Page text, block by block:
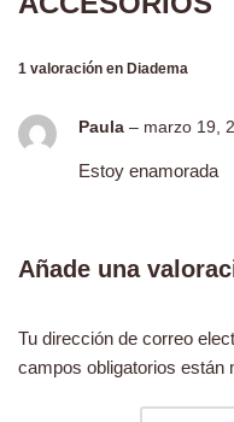
1 valoración en Diadema
Paula – marzo 19,
Estoy enamorada
Añade una
Tu dirección de correo
campos obligatorios están